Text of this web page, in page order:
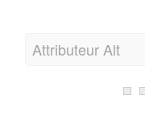
Attributeur Alt